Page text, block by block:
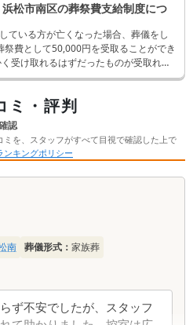
浜松市南区の葬祭費支給制度につ
ている方が亡くなった場合、葬儀をし
費として50,000円を受取ることができ
受け取れるはずだったものが受取れな
ならないよう、この記事では申請方法
ミ・評判
認
ミを、スタッフがすべて目視で確認した上で
ンキングポリシー
南 葬儀形式： 家族葬
ず不安でしたが、スタッフ